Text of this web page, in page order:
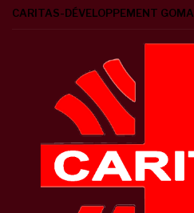
CARITAS-DÉVELOPPEMENT GOMA